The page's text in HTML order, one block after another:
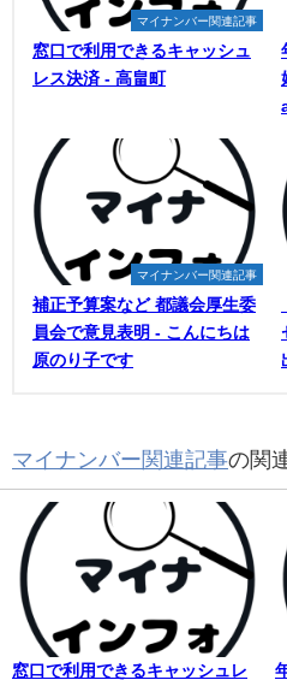
マイナンバー関連記事
窓口で利用できるキャッシュ
レス決済 - 高畠町
マイナンバー関連記事
補正予算案など 都議会厚生委
員会で意見表明 - こんにちは
原のり子です
マイナンバー関連記事の関
窓口で利用できるキャッシュレ